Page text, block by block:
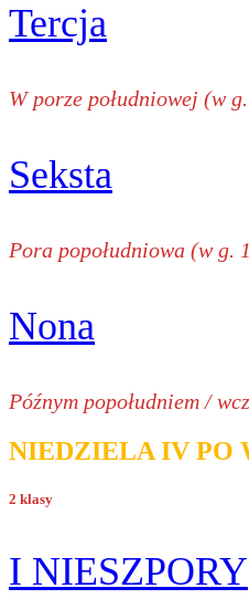
Tercja
W porze południowej (w
Seksta
Pora popołudniowa (w g.
Nona
Późnym popołudniem /
NIEDZIELA IV PO
2 klasy
I NIESZPORY